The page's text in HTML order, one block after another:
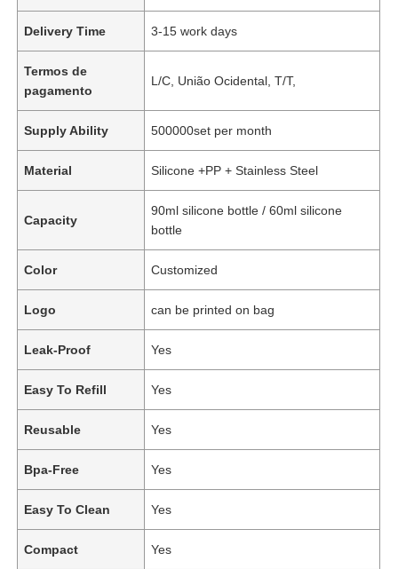
Delivery Time 3-15 work days
Termos de
pagamento
L/C, União Ocidental, T/T,
Supply Ability 500000set per month
Material Silicone +PP + Stainless Steel
Capacity
90ml silicone bottle / 60ml silicone
bottle
Color Customized
Logo can be printed on bag
Leak-Proof Yes
Easy To Refill Yes
Reusable Yes
Bpa-Free Yes
Easy To Clean Yes
Compact Yes